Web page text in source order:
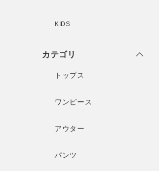
KIDS
カテゴリ
トップス
ワンピース
アウター
パンツ